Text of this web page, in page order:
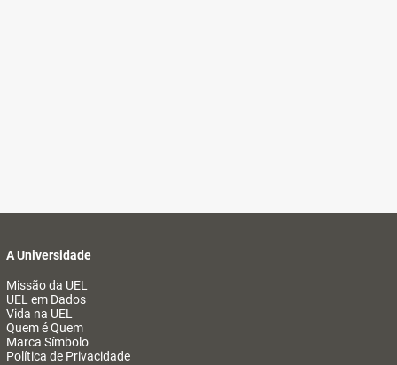
A Universidade
Missão da UEL
UEL em Dados
Vida na UEL
Quem é Quem
Marca Símbolo
Política de Privacidade